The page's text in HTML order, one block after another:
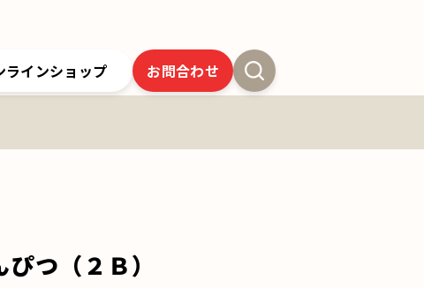
ラインショップ お問合わせ
つ（２Ｂ）